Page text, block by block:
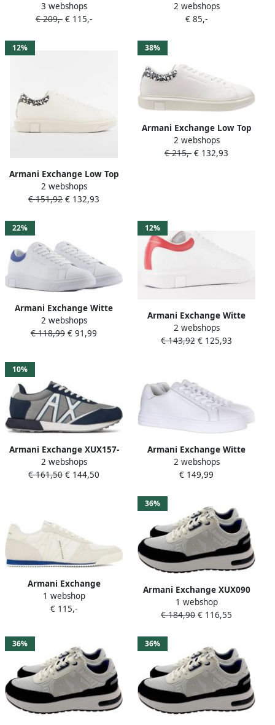
leren lage sneakers met
logo detail White Heren
3 webshops
€ 209,- € 115,-
Sneakers Wit XM002198-
AF21421 M0017
2 webshops
€ 85,-
12%
Armani Exchange Low Top
Sneakers Casual Design
White
2 webshops
€ 151,92 € 132,93
38%
Armani Exchange Low Top
Sneakers Casual Design
White
2 webshops
€ 215,- € 132,93
22%
Armani Exchange Witte
Leren Sneakers Stijlvol
Comfort
2 webshops
€ 118,99 € 91,99
12%
Armani Exchange Witte
Leren Sneakers
Minimalistische Stijl
2 webshops
€ 143,92 € 125,93
10%
Armani Exchange XUX157-
XV588 T076 Geen Wit
2 webshops
€ 161,50 € 144,50
Armani Exchange Witte
Sneakers Moderne
Minimalistische Stijl White
2 webshops
€ 149,99
Armani Exchange
Xm002616_af22755
Schoenen Wit Man
1 webshop
€ 115,-
36%
Armani Exchange XUX090
sneaker wit combi 40
1 webshop
€ 184,90 € 116,55
36% 36%